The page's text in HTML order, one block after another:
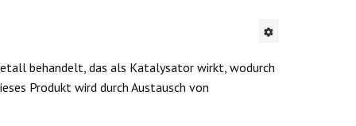
behandelt, das als Katalysator wirkt, wodurch
Produkt wird durch Austausch von